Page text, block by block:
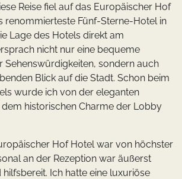
Reise fiel auf das Europäischer Hof
renommierteste Fünf-Sterne-Hotel in
Lage des Hotels direkt am
nicht nur eine bequeme
Sehenswürdigkeiten, sondern auch
Blick auf die Stadt. Schon beim
wurde ich von der eleganten
historischen Charme der Lobby
Hof Hotel war von höchster
an der Rezeption war äußerst
Ich hatte eine luxuriöse